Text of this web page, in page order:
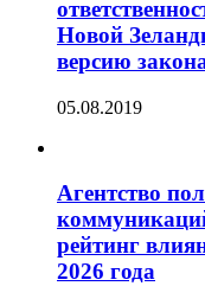
Новой
версию
05.08.2019
Агентство
рейтинг
2026 года